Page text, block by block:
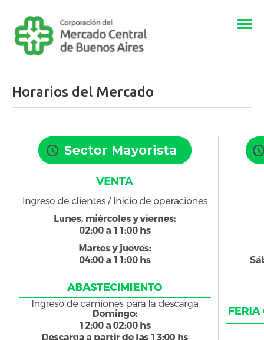
Horarios del Mercado